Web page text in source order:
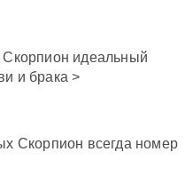
идеальный
и брака >
Скорпион всегда номер